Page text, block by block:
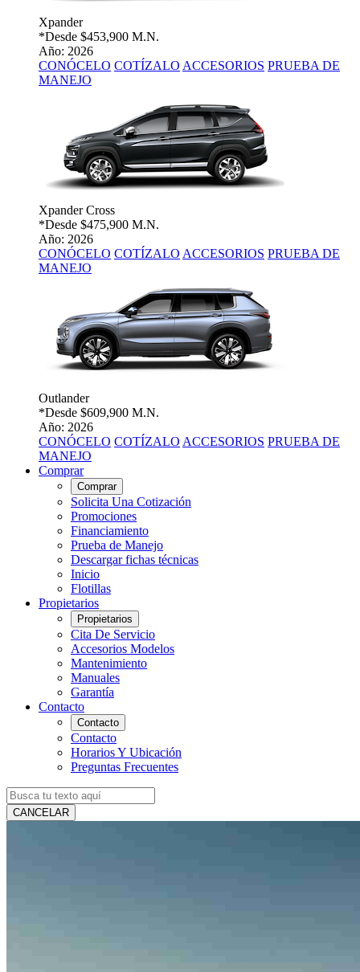
Xpander
*Desde $453,900 M.N.
Año: 2026
CONÓCELO COTÍZALO ACCESORIOS PRUEBA DE
MANEJO
Xpander Cross
*Desde $475,900 M.N.
Año: 2026
CONÓCELO COTÍZALO ACCESORIOS PRUEBA DE
MANEJO
Outlander
*Desde $609,900 M.N.
Año: 2026
CONÓCELO COTÍZALO ACCESORIOS PRUEBA DE
MANEJO
Comprar
Comprar
Solicita Una Cotización
Promociones
Financiamiento
Prueba de Manejo
Descargar fichas técnicas
Inicio
Flotillas
Propietarios
Propietarios
Cita De Servicio
Accesorios Modelos
Mantenimiento
Manuales
Garantía
Contacto
Contacto
Contacto
Horarios Y Ubicación
Preguntas Frecuentes
CANCELAR